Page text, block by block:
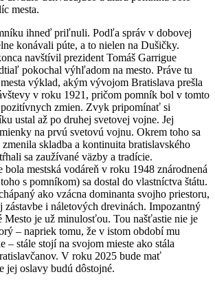
mesta.
ihneď priľnuli. Podľa správ v dobovej
konávali púte, a to nielen na Dušičky.
navštívil prezident Tomáš Garrigue
pokochal výhľadom na mesto. Práve tu
výklad, akým vývojom Bratislava prešla
v roku 1921, pričom pomník bol v tomto
zmien. Zvyk pripomínať si
ustal až po druhej svetovej vojne. Jej
na prvú svetovú vojnu. Okrem toho sa
skladba a kontinuita bratislavského
sa zaužívané väzby a tradície.
bola mestská vodáreň v roku 1948 znárodnená
s pomníkom) sa dostal do vlastníctva štátu.
ako vzácna dominanta svojho priestoru,
zástavbe i náletových drevinách. Impozantný
Mesto je už minulosťou. Tou našťastie nie je
– napriek tomu, že v istom období mu
– stále stojí na svojom mieste ako stála
V roku 2025 bude mať
jej oslavy budú dôstojné.